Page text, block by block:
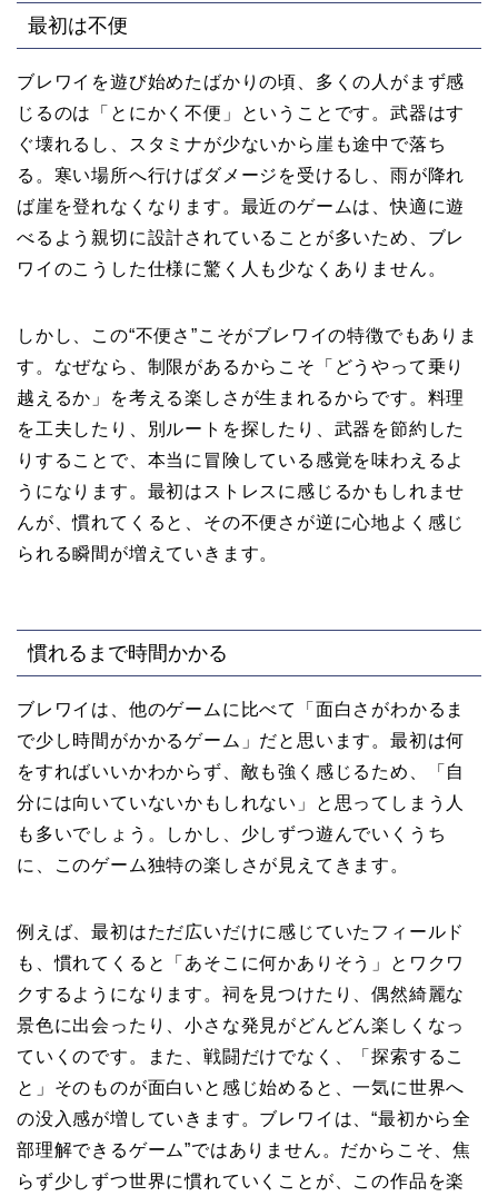
最初は不便
ブレワイを遊び始めたばかりの頃、多くの人がまず感
じるのは「とにかく不便」ということです。武器はす
ぐ壊れるし、スタミナが少ないから崖も途中で落ち
る。寒い場所へ行けばダメージを受けるし、雨が降れ
ば崖を登れなくなります。最近のゲームは、快適に遊
べるよう親切に設計されていることが多いため、ブレ
ワイのこうした仕様に驚く人も少なくありません。
しかし、この“不便さ”こそがブレワイの特徴でもありま
す。なぜなら、制限があるからこそ「どうやって乗り
越えるか」を考える楽しさが生まれるからです。料理
を工夫したり、別ルートを探したり、武器を節約した
りすることで、本当に冒険している感覚を味わえるよ
うになります。最初はストレスに感じるかもしれませ
んが、慣れてくると、その不便さが逆に心地よく感じ
られる瞬間が増えていきます。
慣れるまで時間かかる
ブレワイは、他のゲームに比べて「面白さがわかるま
で少し時間がかかるゲーム」だと思います。最初は何
をすればいいかわからず、敵も強く感じるため、「自
分には向いていないかもしれない」と思ってしまう人
も多いでしょう。しかし、少しずつ遊んでいくうち
に、このゲーム独特の楽しさが見えてきます。
例えば、最初はただ広いだけに感じていたフィールド
も、慣れてくると「あそこに何かありそう」とワクワ
クするようになります。祠を見つけたり、偶然綺麗な
景色に出会ったり、小さな発見がどんどん楽しくなっ
ていくのです。また、戦闘だけでなく、「探索するこ
と」そのものが面白いと感じ始めると、一気に世界へ
の没入感が増していきます。ブレワイは、“最初から全
部理解できるゲーム”ではありません。だからこそ、焦
らず少しずつ世界に慣れていくことが、この作品を楽